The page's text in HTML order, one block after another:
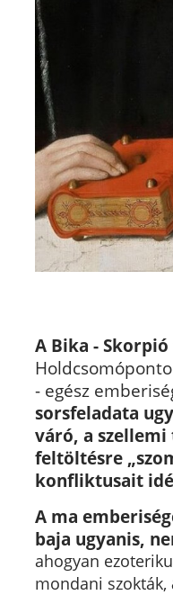
A Bika -
- egész
sorsfeladata
váró, a
feltöltésre
konfliktusait
A ma
baja ugyanis,
ahogyan
mondani szokták,